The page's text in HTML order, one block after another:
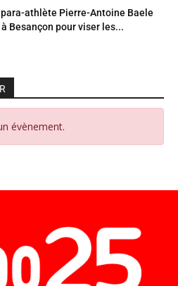
athlète Pierre-Antoine Baele
Besançon pour viser les...
évènement.